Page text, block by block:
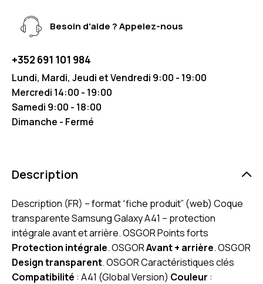
Besoin d'aide ? Appelez-nous
+352 691 101 984
Lundi, Mardi, Jeudi et Vendredi 9:00 - 19:00
Mercredi 14:00 - 19:00
Samedi 9:00 - 18:00
Dimanche - Fermé
Description
Description (FR) – format “fiche produit” (web) Coque
transparente Samsung Galaxy A41 – protection
intégrale avant et arrière. OSGOR Points forts
Protection intégrale. OSGORAvant + arrière. OSGOR
Design transparent. OSGOR Caractéristiques clés
Compatibilité : A41 (Global Version) Couleur :